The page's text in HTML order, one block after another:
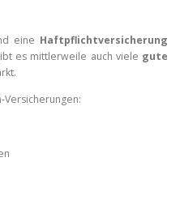
eine Haftpflichtversicherung
es mittlerweile auch viele gute